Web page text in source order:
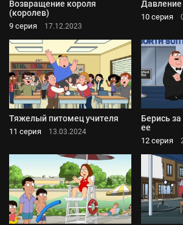
Возвращение короля
(королев)
9 серия 17.12.2023
Давление
10 серия
Тяжелый питомец учителя
11 серия 13.03.2024
Берись
ее
12 серия